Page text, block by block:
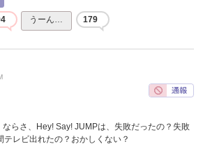
うーん… 179
ならさ、Hey! Say! JUMPは、失敗だったの？失敗
レビ出れたの？おかしくない？